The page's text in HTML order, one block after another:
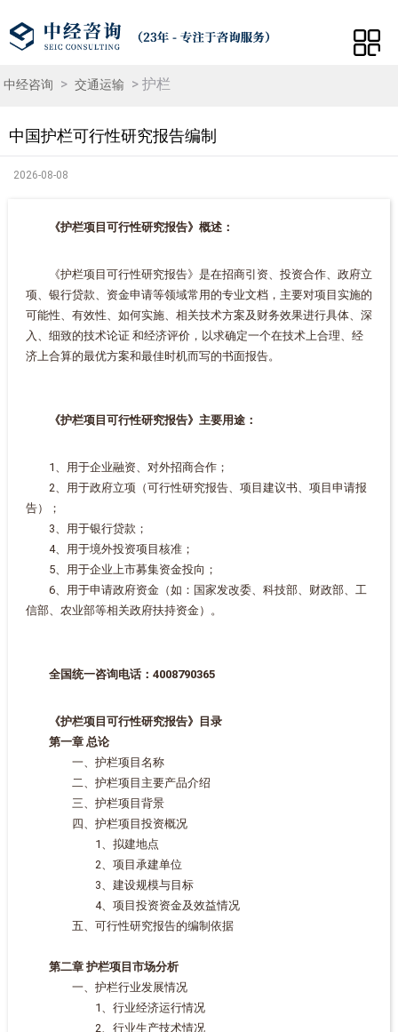
中经咨询 > 交通运输 > 护栏
中国护栏可行性研究报告编制
2026-08-08
《护栏项目可行性研究报告》概述：
《护栏项目可行性研究报告》是在招商引资、投资合作、政府立
项、银行贷款、资金申请等领域常用的专业文档，主要对项目实施的
可能性、有效性、如何实施、相关技术方案及财务效果进行具体、深
入、细致的技术论证 和经济评价，以求确定一个在技术上合理、经
济上合算的最优方案和最佳时机而写的书面报告。
《护栏项目可行性研究报告》主要用途：
1、用于企业融资、对外招商合作；
2、用于政府立项（可行性研究报告、项目建议书、项目申请报
告）；
3、用于银行贷款；
4、用于境外投资项目核准；
5、用于企业上市募集资金投向；
6、用于申请政府资金（如：国家发改委、科技部、财政部、工
信部、农业部等相关政府扶持资金）。
全国统一咨询电话：4008790365
《护栏项目可行性研究报告》目录
第一章 总论
一、护栏项目名称
二、护栏项目主要产品介绍
三、护栏项目背景
四、护栏项目投资概况
1、拟建地点
2、项目承建单位
3、建设规模与目标
4、项目投资资金及效益情况
五、可行性研究报告的编制依据
第二章 护栏项目市场分析
一、护栏行业发展情况
1、行业经济运行情况
2、行业生产技术情况